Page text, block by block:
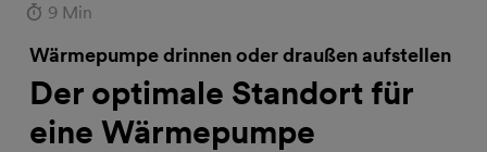
9 Min
Wärmepumpe drinnen oder draußen aufstellen
Der optimale Standort für
eine Wärmepumpe